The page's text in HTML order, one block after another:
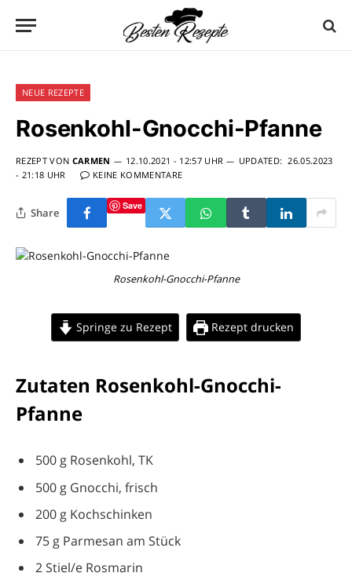
NEUE REZEPTE
Rosenkohl-Gnocchi-Pfanne
REZEPT VON CARMEN 12.10.2021 - 12:57 UHR UPDATED: 26.05.2023
- 21:18 UHR
KEINE KOMMENTARE
Share Save
Rosenkohl-Gnocchi-Pfanne
Springe zu Rezept Rezept drucken
Zutaten Rosenkohl-Gnocchi-
Pfanne
500 g Rosenkohl, TK
500 g Gnocchi, frisch
200 g Kochschinken
75 g Parmesan am Stück
2 Stiel/e Rosmarin